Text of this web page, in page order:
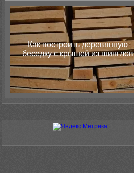
Как построить деревянную
беседку с крышей из шинглов